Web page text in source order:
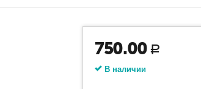
750.00 Р
В наличии